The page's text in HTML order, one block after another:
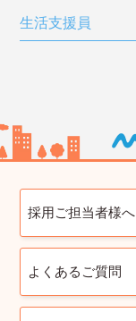
生活支援員
採用ご担当者様へ
よくあるご質問